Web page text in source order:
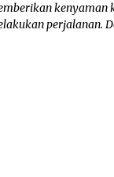
kenyaman
perjalanan.